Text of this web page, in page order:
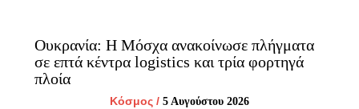
Ουκρανία: Η Μόσχα ανακοίνωσε πλήγματα
σε επτά κέντρα logistics και τρία φορτηγά
πλοία
Κόσμος / 5 Αυγούστου 2026